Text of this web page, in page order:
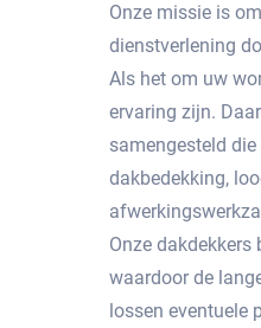
Onze missie is
dienstverlening
Als het om uw
ervaring zijn.
samengesteld
dakbedekking,
Onze dakdekkers
waardoor de
lossen eventuele